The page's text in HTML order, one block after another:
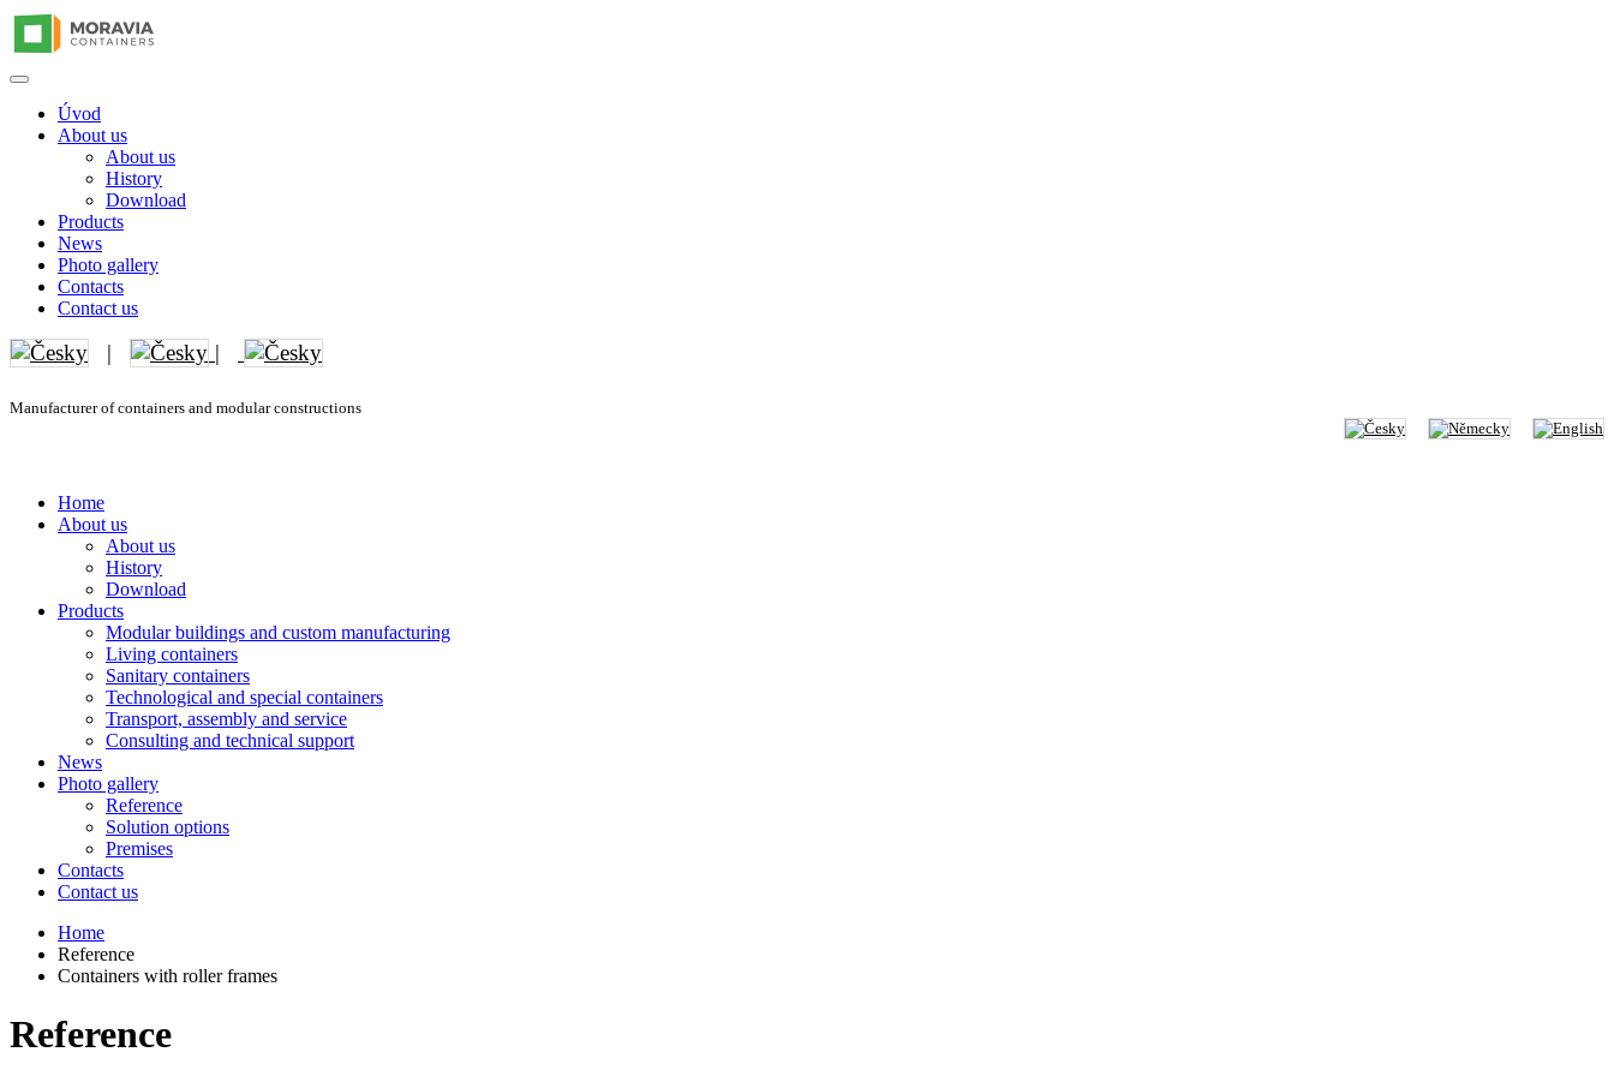
Úvod
About us
About us
History
Download
Products
News
Photo gallery
Contacts
Contact us
| |
Manufacturer of containers and modular constructions
Home
About us
About us
History
Download
Products
Modular buildings and custom manufacturing
Living containers
Sanitary containers
Technological and special containers
Transport, assembly and service
Consulting and technical support
News
Photo gallery
Reference
Solution options
Premises
Contacts
Contact us
Home
Reference
Containers with roller frames
Reference